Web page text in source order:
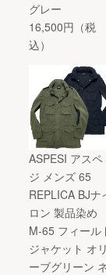
グレー
16,500円（税
込）
ASPESI アスペ
ジ メンズ 65
REPLICA BJナ
ロン 製品染め
M-65 フィール
ジャケット オリ
ーブグリーン